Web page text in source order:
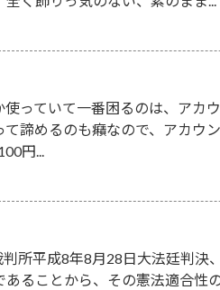
っていて一番困るのは、アカ
諦めるのも癪なので、アカウ
円...
所平成8年8月28日大法廷判
ることから、その憲法適合性